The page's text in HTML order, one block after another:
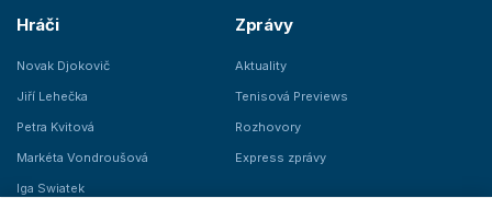
Hráči
Novak Djokovič
Jiří Lehečka
Petra Kvitová
Markéta Vondroušová
Iga Swiatek
Zprávy
Aktuality
Tenisová Previews
Rozhovory
Express zprávy